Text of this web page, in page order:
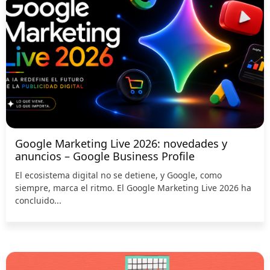
Google Marketing Live 2026: novedades y
anuncios – Google Business Profile
El ecosistema digital no se detiene, y Google, como
siempre, marca el ritmo. El Google Marketing Live 2026 ha
concluido...